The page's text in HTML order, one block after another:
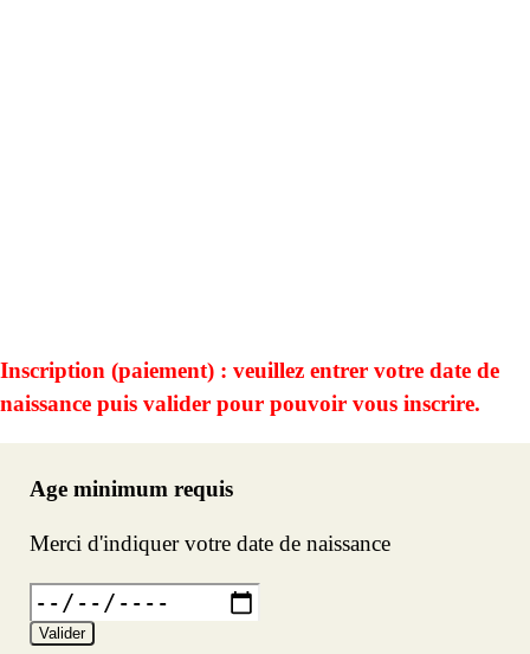
Inscription (paiement) : veuillez entrer votre date de
naissance puis valider pour pouvoir vous inscrire.
Age minimum requis
Merci d'indiquer votre date de naissance
Valider